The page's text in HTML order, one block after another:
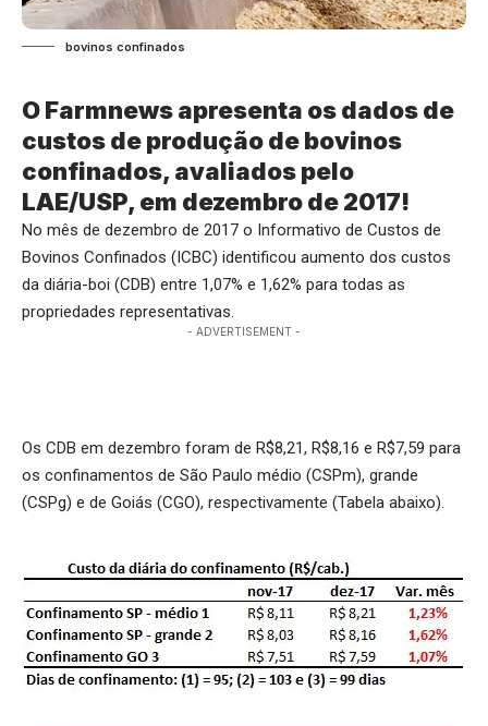
bovinos confinados
O Farmnews apresenta os dados de
custos de produção de bovinos
confinados, avaliados pelo
LAE/USP, em dezembro de 2017!
No mês de dezembro de 2017 o Informativo de Custos de
Bovinos Confinados (ICBC) identificou aumento dos custos
da diária-boi (CDB) entre 1,07% e 1,62% para todas as
propriedades representativas.
- ADVERTISEMENT -
Os CDB em dezembro foram de R$8,21, R$8,16 e R$7,59 para
os confinamentos de São Paulo médio (CSPm), grande
(CSPg) e de Goiás (CGO), respectivamente (Tabela abaixo).